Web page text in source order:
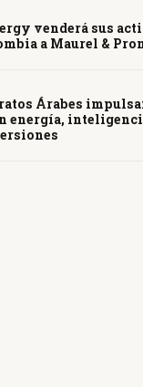
venderá sus
a Maurel &
Árabes
energía,